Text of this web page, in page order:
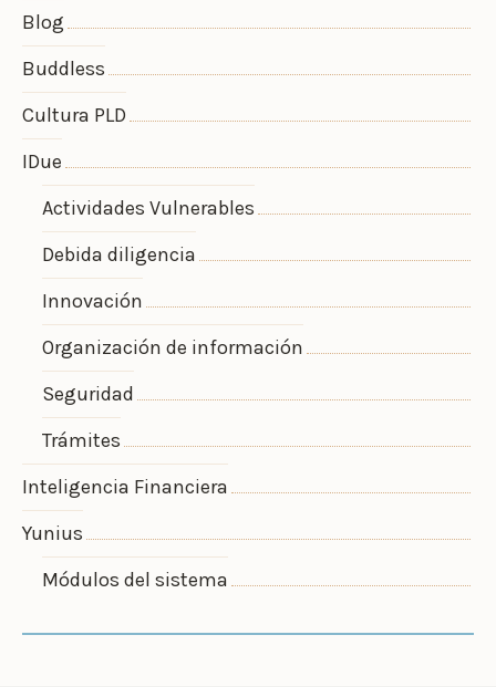
Blog
Buddless
Cultura PLD
IDue
Actividades Vulnerables
Debida diligencia
Innovación
Organización de información
Seguridad
Trámites
Inteligencia Financiera
Yunius
Módulos del sistema